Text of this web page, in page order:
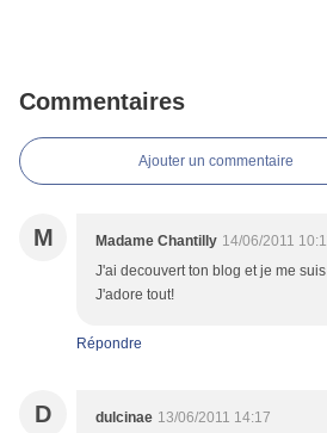
Commentaires
Ajouter un commentaire
M Madame Chantilly 14/06/2011
J'ai decouvert ton blog et je me
J'adore tout!
Répondre
D dulcinae 13/06/2011 14:17